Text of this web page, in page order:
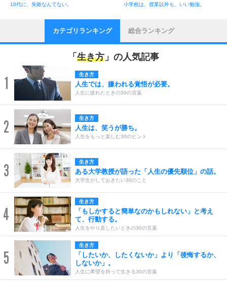
10代に、失敗なんてない。 小学校は、授業以外も、いい勉強。
カテゴリランキング 総合ランキング
「 生き方 」の人気記事
1 生き方
人生では、嫌われる覚悟が必要。
人生に疲れたときの30の言葉
2 生き方
人生は、笑うが勝ち。
人生をもっと楽しむ30のヒント
3 生き方
ある大学教授が語った「人生の優先順位」の話。
大学生がしておきたい30のこと
4
生き方
「もしかすると簡単なのかもしれない」と考え
て、行動する。
人生をやり直したいときの30の言葉
5
生き方
「したいか、したくないか」より「後悔するか、
しないか」。
人生に希望を持って生きる30の言葉